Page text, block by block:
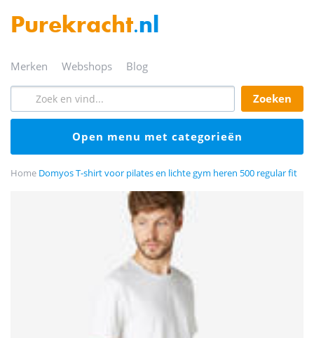
Purekracht.nl
merken webshops blog
zoeken
open menu met categorieën
Home Domyos T-shirt voor pilates en lichte gym heren 500 regular fit